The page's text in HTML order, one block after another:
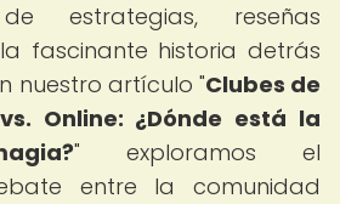
estrategias, reseñas
fascinante historia detrás
nuestro artículo "Clubes de
Online: ¿Dónde está la
" exploramos el
entre la comunidad